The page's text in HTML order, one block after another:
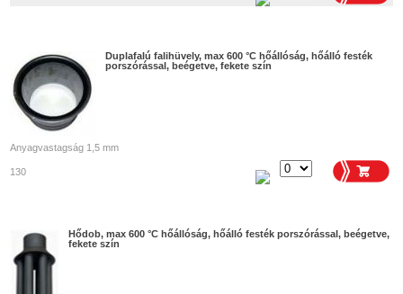
Duplafalú falihüvely, max 600 °C hőállóság, hőálló festék
porszórással, beégetve, fekete szín
Anyagvastagság 1,5 mm
130
Hődob, max 600 °C hőállóság, hőálló festék porszórással, beégetve,
fekete szín